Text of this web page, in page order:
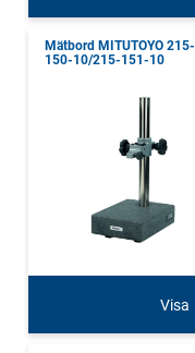
Mätbord MITUTOYO 215-
150-10/215-151-10
Visa